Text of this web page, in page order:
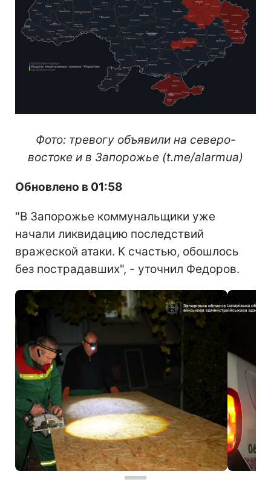
Фото: тревогу объявили на северо-
востоке и в Запорожье (t.me/alarmua)
Обновлено в 01:58
"В Запорожье коммунальщики уже
начали ликвидацию последствий
вражеской атаки. К счастью, обошлось
без пострадавших", - уточнил Федоров.